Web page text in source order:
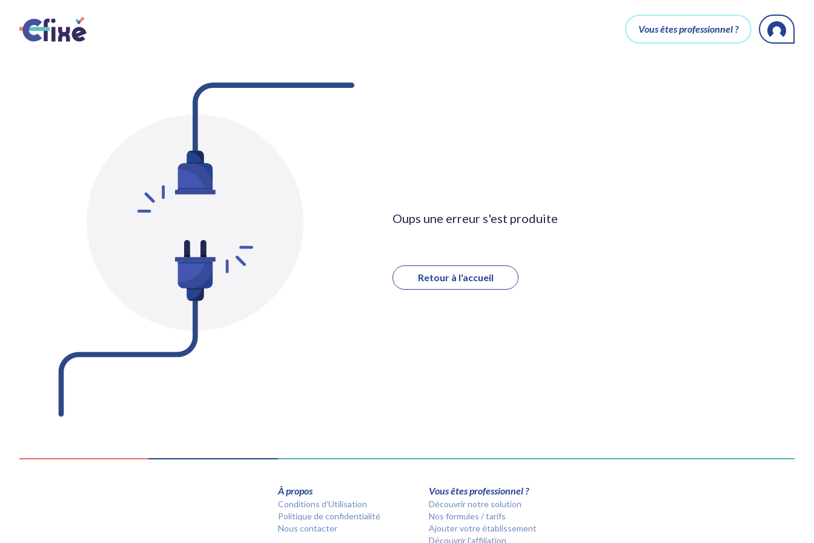
Vous êtes professionnel ?
Oups une erreur s'est produite
Retour à l'accueil
À propos
Conditions d’Utilisation
Politique de confidentialité
Nous contacter
Vous êtes professionnel ?
Découvrir notre solution
Nos formules / tarifs
Ajouter votre établissement
Découvrir l'affiliation